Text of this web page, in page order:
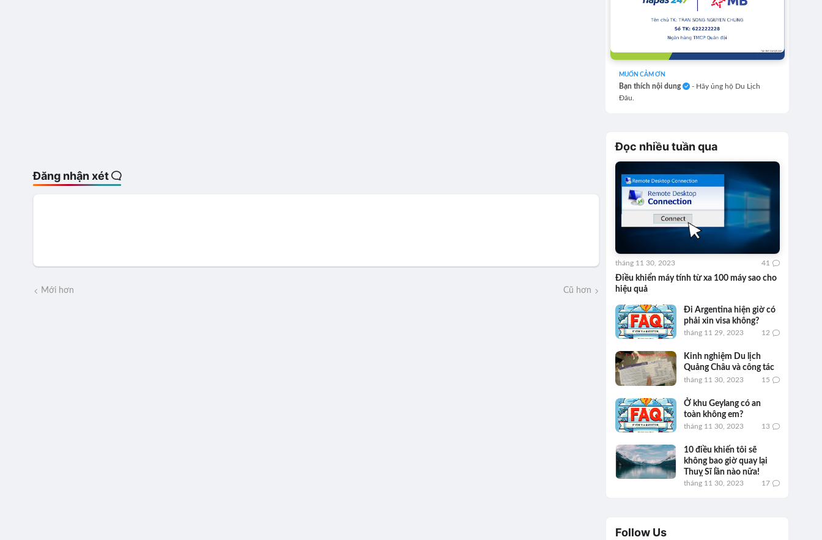
Đăng nhận xét
Mới hơn Cũ hơn
MUỐN CẢM ƠN
Bạn thích nội dung
- Hãy ủng hộ Du Lịch
Đâu.
Đọc nhiều tuần qua
Điều khiển máy tính từ xa 100 máy sao cho
hiệu quả
tháng 11 30, 2023 41
Đi Argentina hiện giờ có
phải xin visa không?
tháng 11 29, 2023 12
Kinh nghiệm Du lịch
Quảng Châu và công tác
tháng 11 30, 2023 15
Ở khu Geylang có an
toàn không em?
tháng 11 30, 2023 13
10 điều khiến tôi sẽ
không bao giờ quay lại
Thuỵ Sĩ lần nào nữa!
tháng 11 30, 2023 17
Follow Us